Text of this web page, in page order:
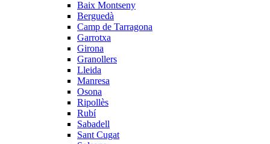
Baix Montseny
Berguedà
Camp de Tarragona
Garrotxa
Girona
Granollers
Lleida
Manresa
Osona
Ripollès
Rubí
Sabadell
Sant Cugat